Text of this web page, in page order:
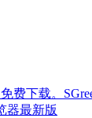
费下载。
器最新版